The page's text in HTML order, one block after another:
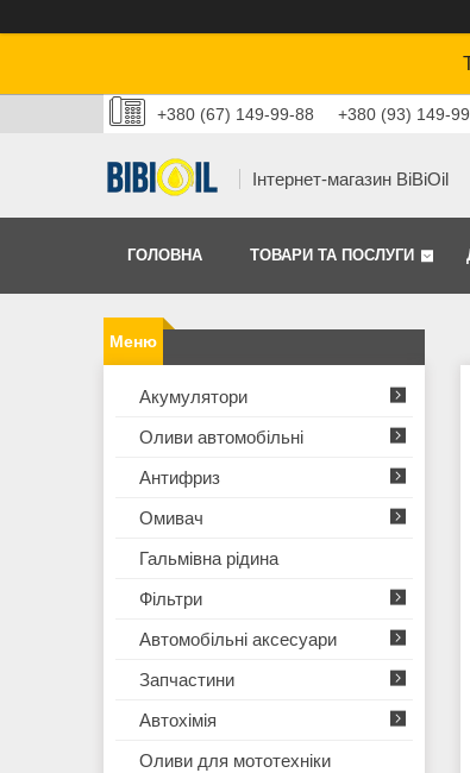
+380 (67) 149-99-88 +380 (93) 149-
Інтернет-магазин BiBiOil
ГОЛОВНА ТОВАРИ ТА ПОСЛУГИ
Акумулятори
Оливи автомобільні
Антифриз
Омивач
Гальмівна рідина
Фільтри
Автомобільні аксесуари
Запчастини
Автохімія
Оливи для мототехнiки